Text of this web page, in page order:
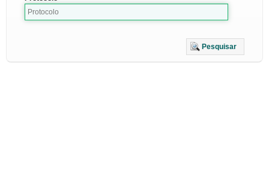
Pesquisar